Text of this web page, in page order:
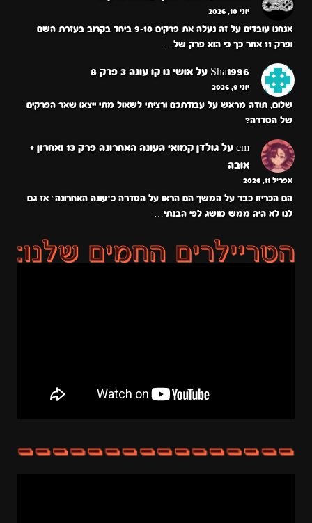
יוני 10, 2026
אנחנו עובדים על זה נעלה את פרקים 9-10 ביחד בקרוב בעזרת השם
ופרק 11 אחר כך כי הוא פרק של…
Sha1996 על אושי נו קו עונה 3 פרק 8
יוני 9, 2026
שלום, תודה מראש על עבודתכם ורציתי לשאול מתי ייצאו שאר הפרקים
של הסדרה?
em על
גולדן קמואי העונה האחרונה פרק 13 ואחרון +
אובה
אפריל 11, 2026
הם הכריזו כבר על המשך הם הראו על הסדרה כ״עונה האחרונה״ אז גם
לנו לא היה ממש מושג לפי הבנתי…